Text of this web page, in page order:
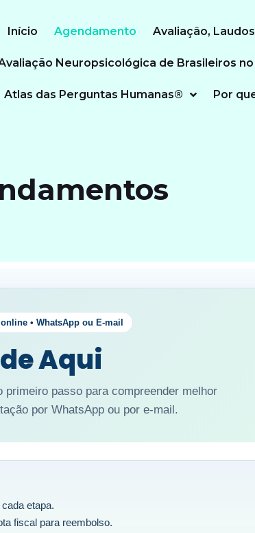
Início Agendamento Avaliação,
Neuropsicológica de Brasileiros
Atlas das Perguntas Humanas® Por
• WhatsApp ou E-mail
Aqui
passo para compreender melhor
por WhatsApp ou por e-mail.
etapa.
fiscal para reembolso.